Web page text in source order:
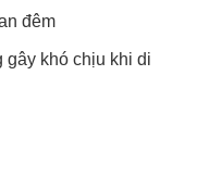
đêm
gây khó chịu khi di